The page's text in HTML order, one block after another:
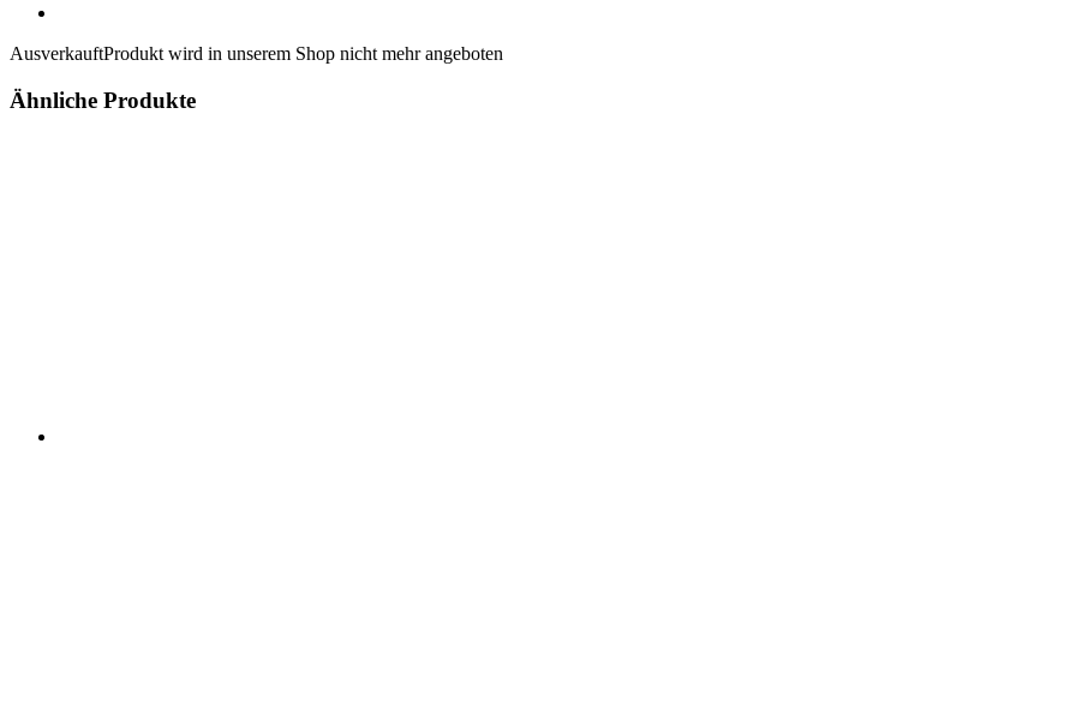
AusverkauftProdukt wird in unserem Shop nicht mehr angeboten
Ähnliche Produkte